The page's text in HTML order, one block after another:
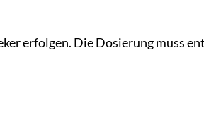
erfolgen. Die Dosierung muss